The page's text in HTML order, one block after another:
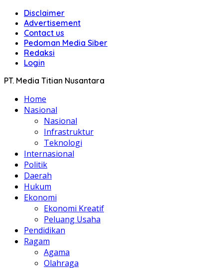
Disclaimer
Advertisement
Contact us
Pedoman Media Siber
Redaksi
Login
PT. Media Titian Nusantara
Home
Nasional
Nasional
Infrastruktur
Teknologi
Internasional
Politik
Daerah
Hukum
Ekonomi
Ekonomi Kreatif
Peluang Usaha
Pendidikan
Ragam
Agama
Olahraga